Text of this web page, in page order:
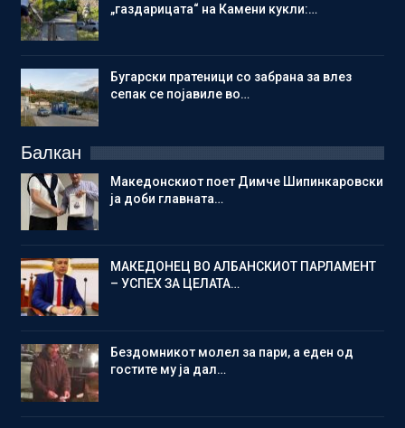
„газдарицата“ на Камени кукли:…
Бугарски пратеници со забрана за влез
сепак се појавиле во…
Балкан
Македонскиот поет Димче Шипинкаровски
ја доби главната…
МАКЕДОНЕЦ ВО АЛБАНСКИОТ ПАРЛАМЕНТ
– УСПЕХ ЗА ЦЕЛАТА…
Бездомникот молел за пари, а еден од
гостите му ја дал…